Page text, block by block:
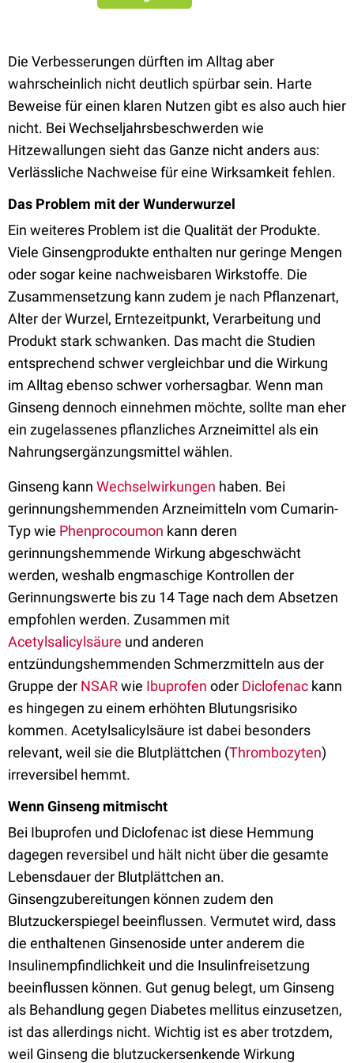
Die Verbesserungen dürften im Alltag aber
wahrscheinlich nicht deutlich spürbar sein. Harte
Beweise für einen klaren Nutzen gibt es also auch hier
nicht. Bei Wechseljahrsbeschwerden wie
Hitzewallungen sieht das Ganze nicht anders aus:
Verlässliche Nachweise für eine Wirksamkeit fehlen.
Das Problem mit der Wunderwurzel
Ein weiteres Problem ist die Qualität der Produkte.
Viele Ginsengprodukte enthalten nur geringe Mengen
oder sogar keine nachweisbaren Wirkstoffe. Die
Zusammensetzung kann zudem je nach Pflanzenart,
Alter der Wurzel, Erntezeitpunkt, Verarbeitung und
Produkt stark schwanken. Das macht die Studien
entsprechend schwer vergleichbar und die Wirkung
im Alltag ebenso schwer vorhersagbar. Wenn man
Ginseng dennoch einnehmen möchte, sollte man eher
ein zugelassenes pflanzliches Arzneimittel als ein
Nahrungsergänzungsmittel wählen.
Ginseng kann Wechselwirkungen haben. Bei
gerinnungshemmenden Arzneimitteln vom Cumarin-
Typ wie Phenprocoumon kann deren
gerinnungshemmende Wirkung abgeschwächt
werden, weshalb engmaschige Kontrollen der
Gerinnungswerte bis zu 14 Tage nach dem Absetzen
empfohlen werden. Zusammen mit
Acetylsalicylsäure und anderen
entzündungshemmenden Schmerzmitteln aus der
Gruppe der NSARwie Ibuprofen oder Diclofenac kann
es hingegen zu einem erhöhten Blutungsrisiko
kommen. Acetylsalicylsäure ist dabei besonders
relevant, weil sie die Blutplättchen (Thrombozyten)
irreversibel hemmt.
Wenn Ginseng mitmischt
Bei Ibuprofen und Diclofenac ist diese Hemmung
dagegen reversibel und hält nicht über die gesamte
Lebensdauer der Blutplättchen an.
Ginsengzubereitungen können zudem den
Blutzuckerspiegel beeinflussen. Vermutet wird, dass
die enthaltenen Ginsenoside unter anderem die
Insulinempfindlichkeit und die Insulinfreisetzung
beeinflussen können. Gut genug belegt, um Ginseng
als Behandlung gegen Diabetes mellitus einzusetzen,
ist das allerdings nicht. Wichtig ist es aber trotzdem,
weil Ginseng die blutzuckersenkende Wirkung